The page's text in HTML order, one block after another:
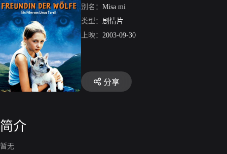
别名： Misa mi
类型： 剧情片
上映： 2003-09-30
分享
简介
暂无